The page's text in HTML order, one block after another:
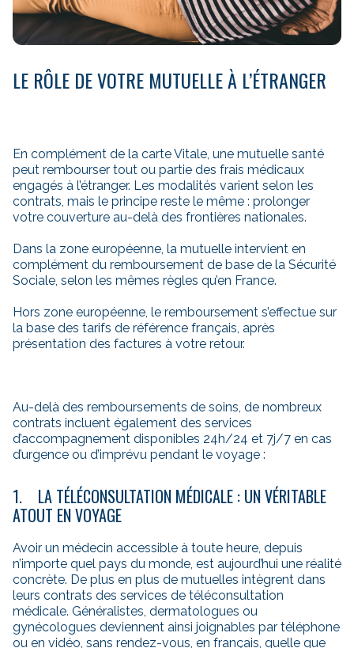
LE RÔLE DE VOTRE MUTUELLE À L’ÉTRANGER
En complément de la carte Vitale, une mutuelle santé
peut rembourser tout ou partie des frais médicaux
engagés à l’étranger. Les modalités varient selon les
contrats, mais le principe reste le même : prolonger
votre couverture au-delà des frontières nationales.
Dans la zone européenne, la mutuelle intervient en
complément du remboursement de base de la Sécurité
Sociale, selon les mêmes règles qu’en France.
Hors zone européenne, le remboursement s’effectue sur
la base des tarifs de référence français, après
présentation des factures à votre retour.
Au-delà des remboursements de soins, de nombreux
contrats incluent également des services
d’accompagnement disponibles 24h/24 et 7j/7 en cas
d’urgence ou d’imprévu pendant le voyage :
1. LA TÉLÉCONSULTATION MÉDICALE : UN VÉRITABLE
ATOUT EN VOYAGE
Avoir un médecin accessible à toute heure, depuis
n’importe quel pays du monde, est aujourd’hui une réalité
concrète. De plus en plus de mutuelles intègrent dans
leurs contrats des services de téléconsultation
médicale. Généralistes, dermatologues ou
gynécologues deviennent ainsi joignables par téléphone
ou en vidéo, sans rendez-vous, en français, quelle que